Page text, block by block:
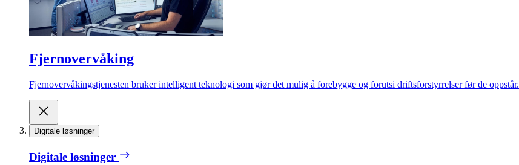
Fjernovervåking
Fjernovervåkingstjenesten bruker intelligent teknologi som gjør det mulig å forebygge og forutsi driftsforstyrrelser før de oppstår.
Digitale løsninger
Digitale løsninger